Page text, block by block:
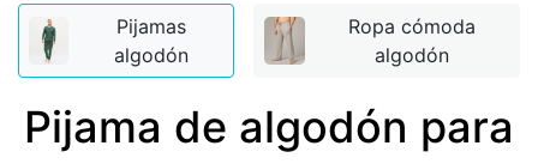
Pijamas
algodón
Ropa cómoda
algodón
Pijama de algodón para